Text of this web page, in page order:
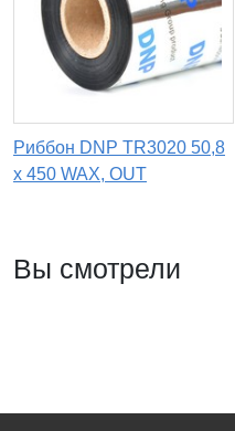
Риббон DNP TR3020 50,8
х 450 WAX, OUT
Вы смотрели